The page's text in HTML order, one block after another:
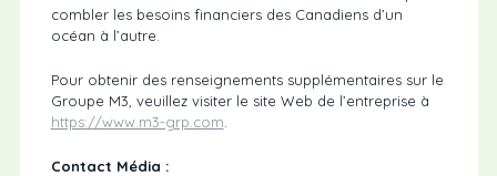
combler les besoins financiers des Canadiens d’un
océan à l’autre.
Pour obtenir des renseignements supplémentaires sur le
Groupe M3, veuillez visiter le site Web de l’entreprise à
https://www.m3-grp.com
Contact Média :